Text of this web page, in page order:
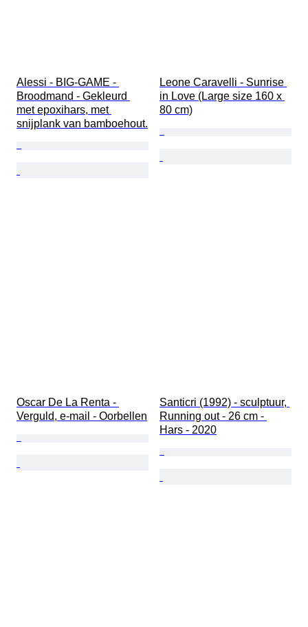
Alessi - BIG-GAME -
Broodmand - Gekleurd
met epoxihars, met
snijplank van bamboehout.
Leone Caravelli - Sunrise
in Love (Large size 160 x
80 cm)
Oscar De La Renta -
Verguld, e-mail - Oorbellen
Santicri (1992) - sculptuur,
Running out - 26 cm -
Hars - 2020